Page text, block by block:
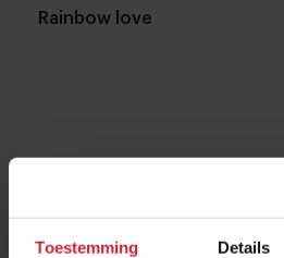
Toestemming Details
Rainbow love